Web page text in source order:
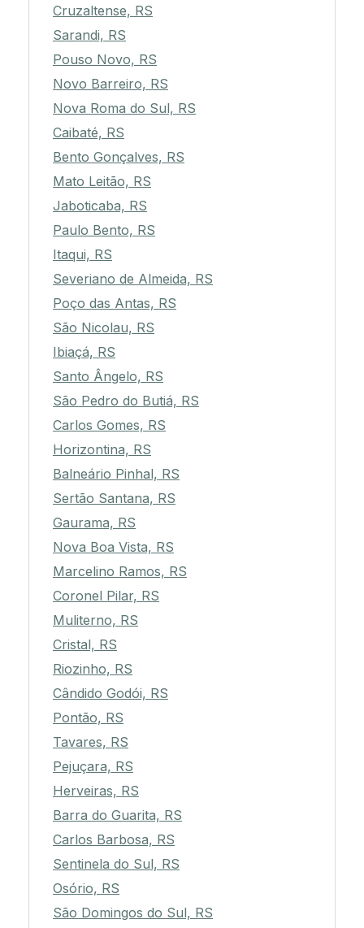
Cruzaltense, RS
Sarandi, RS
Pouso Novo, RS
Novo Barreiro, RS
Nova Roma do Sul, RS
Caibaté, RS
Bento Gonçalves, RS
Mato Leitão, RS
Jaboticaba, RS
Paulo Bento, RS
Itaqui, RS
Severiano de Almeida, RS
Poço das Antas, RS
São Nicolau, RS
Ibiaçá, RS
Santo Ângelo, RS
São Pedro do Butiá, RS
Carlos Gomes, RS
Horizontina, RS
Balneário Pinhal, RS
Sertão Santana, RS
Gaurama, RS
Nova Boa Vista, RS
Marcelino Ramos, RS
Coronel Pilar, RS
Muliterno, RS
Cristal, RS
Riozinho, RS
Cândido Godói, RS
Pontão, RS
Tavares, RS
Pejuçara, RS
Herveiras, RS
Barra do Guarita, RS
Carlos Barbosa, RS
Sentinela do Sul, RS
Osório, RS
São Domingos do Sul, RS